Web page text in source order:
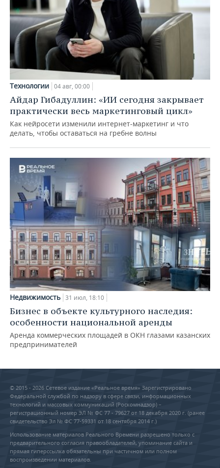
Технологии 04 авг, 00:00
Айдар Гибадуллин: «ИИ сегодня закрывает
практически весь маркетинговый цикл»
Как нейросети изменили интернет-маркетинг и что
делать, чтобы оставаться на гребне волны
Недвижимость 31 июл, 18:10
Бизнес в объекте культурного наследия:
особенности национальной аренды
Аренда коммерческих площадей в ОКН глазами казанских
предпринимателей
© 2015 - 2026 Сетевое издание «Реальное время» Зарегистрировано
Федеральной службой по надзору в сфере связи, информационных
технологий и массовых коммуникаций (Роскомнадзор) –
регистрационный номер ЭЛ № ФС 77 - 79627 от 18 декабря 2020 г. (ранее
свидетельство Эл № ФС 77-59331 от 18 сентября 2014 г.)
Использование материалов Реального Времени разрешено только с
предварительного согласия правообладателей, упоминание сайта и
прямая гиперссылка обязательны при частичном или полном
воспроизведении материалов.